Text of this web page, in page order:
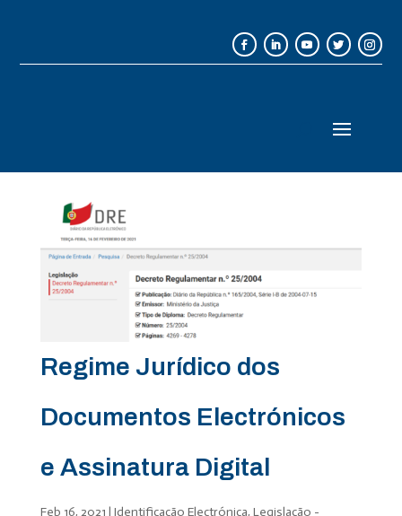
Regime Jurídico dos
Documentos Electrónicos
e Assinatura Digital
Feb 16, 2021 | Identificação Electrónica, Legislação -